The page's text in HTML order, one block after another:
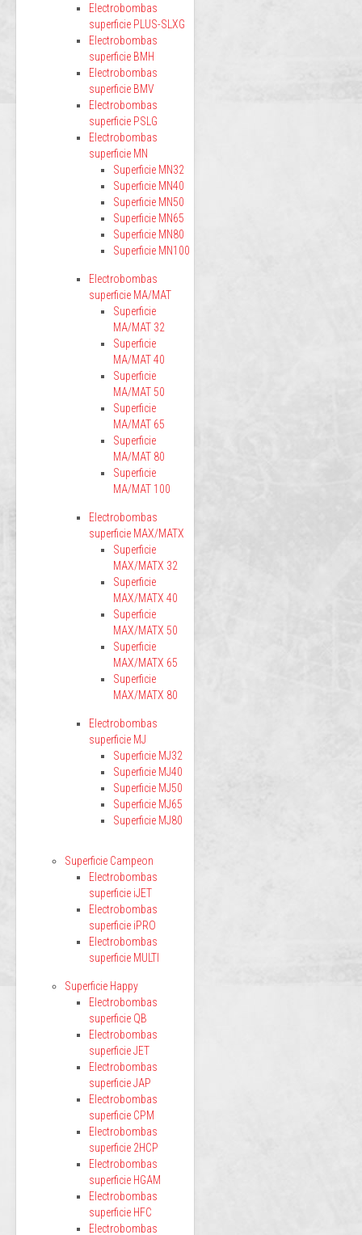
Electrobombas
superficie PLUS-SLXG
Electrobombas
superficie BMH
Electrobombas
superficie BMV
Electrobombas
superficie PSLG
Electrobombas
superficie MN
Superficie MN32
Superficie MN40
Superficie MN50
Superficie MN65
Superficie MN80
Superficie MN100
Electrobombas
superficie MA/MAT
Superficie
MA/MAT 32
Superficie
MA/MAT 40
Superficie
MA/MAT 50
Superficie
MA/MAT 65
Superficie
MA/MAT 80
Superficie
MA/MAT 100
Electrobombas
superficie MAX/MATX
Superficie
MAX/MATX 32
Superficie
MAX/MATX 40
Superficie
MAX/MATX 50
Superficie
MAX/MATX 65
Superficie
MAX/MATX 80
Electrobombas
superficie MJ
Superficie MJ32
Superficie MJ40
Superficie MJ50
Superficie MJ65
Superficie MJ80
Superficie Campeon
Electrobombas
superficie iJET
Electrobombas
superficie iPRO
Electrobombas
superficie MULTI
Superficie Happy
Electrobombas
superficie QB
Electrobombas
superficie JET
Electrobombas
superficie JAP
Electrobombas
superficie CPM
Electrobombas
superficie 2HCP
Electrobombas
superficie HGAM
Electrobombas
superficie HFC
Electrobombas